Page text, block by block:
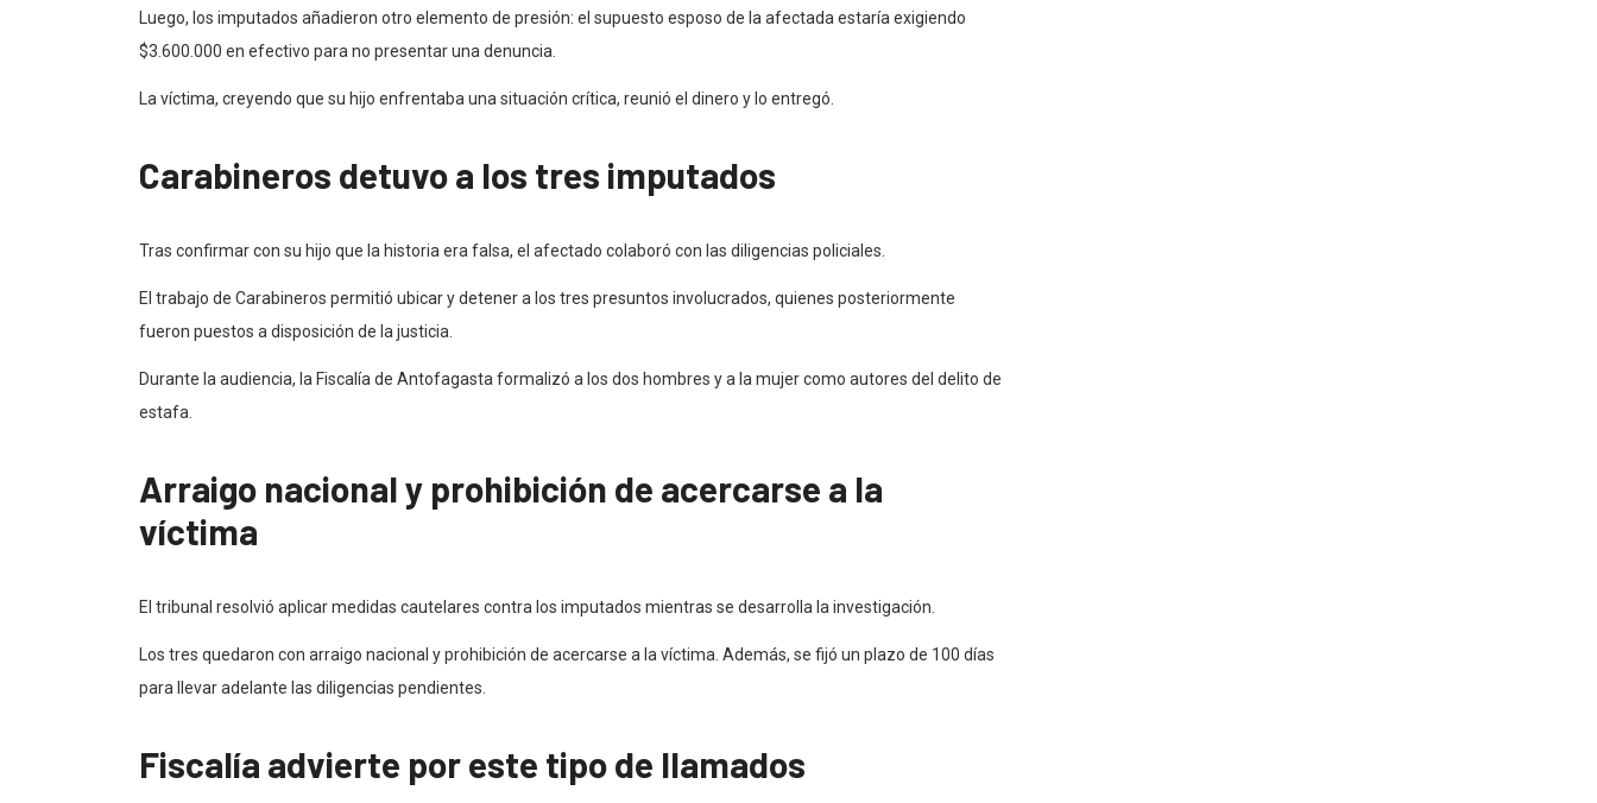
Luego, los imputados añadieron otro elemento de presión: el supuesto esposo de la afectada estaría exigiendo
$3.600.000 en efectivo para no presentar una denuncia.
La víctima, creyendo que su hijo enfrentaba una situación crítica, reunió el dinero y lo entregó.
Carabineros detuvo a los tres imputados
Tras confirmar con su hijo que la historia era falsa, el afectado colaboró con las diligencias policiales.
El trabajo de Carabineros permitió ubicar y detener a los tres presuntos involucrados, quienes posteriormente
fueron puestos a disposición de la justicia.
Durante la audiencia, la Fiscalía de Antofagasta formalizó a los dos hombres y a la mujer como autores del delito de
estafa.
Arraigo nacional y prohibición de acercarse a la
víctima
El tribunal resolvió aplicar medidas cautelares contra los imputados mientras se desarrolla la investigación.
Los tres quedaron con arraigo nacional y prohibición de acercarse a la víctima. Además, se fijó un plazo de 100 días
para llevar adelante las diligencias pendientes.
Fiscalía advierte por este tipo de llamados